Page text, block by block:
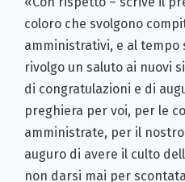
coloro che svolgono
amministrativi, e al tempo
rivolgo un saluto ai nuovi
di congratulazioni e di
preghiera per voi, per le
amministrate, per il
auguro di avere il culto
non darsi mai per